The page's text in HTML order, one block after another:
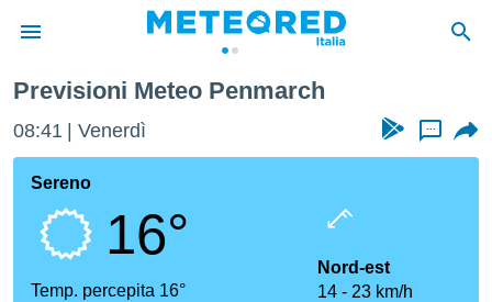
di
per
le
Previsioni Meteo Penmarch
08:41 Venerdì ...
Sereno
16°
Temp. percepita 16°
Nord-est
14
23 km/h